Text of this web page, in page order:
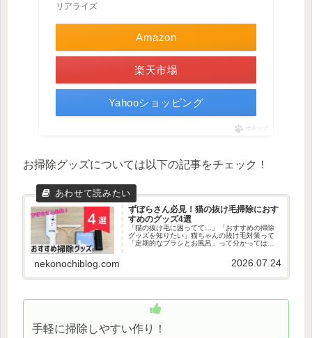
リアライズ
Amazon
楽天市場
Yahooショッピング
ポチップ
お掃除グッズについては以下の記事をチェック！
ずぼらさん必見！猫の抜け毛掃除におす
すめのグッズ4選
「猫の抜け毛に困ってて…」「おすすめの掃除
グッズを知りたい」猫ちゃんの抜け毛対策って
「定期的なブラシとお風呂」って分かってはい
悩んでないんですよね…！ただ、最近は猫グッ
ズも進化しており、ぐうたら人間...
nekonochiblog.com 2026.07.24
手軽に掃除しやすい作り！